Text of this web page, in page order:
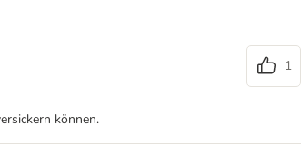
1
können.